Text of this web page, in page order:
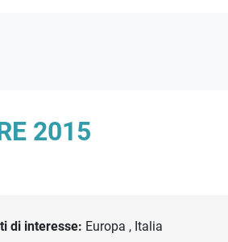
2015
di interesse: Europa , Italia